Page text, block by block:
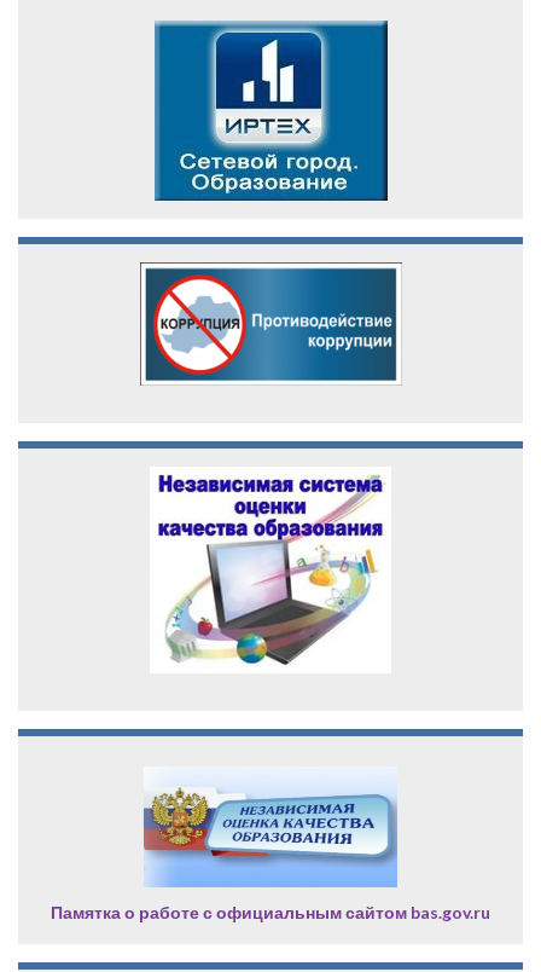
Памятка о работе с официальным сайтом bas.gov.ru